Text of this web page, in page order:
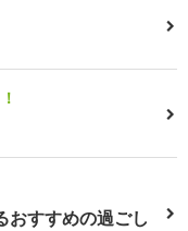
おすすめの過ごし